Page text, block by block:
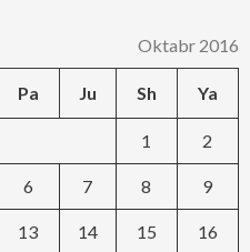
Oktabr 2016
Pa Ju Sh Ya
1 2
6 7 8 9
13 14 15 16